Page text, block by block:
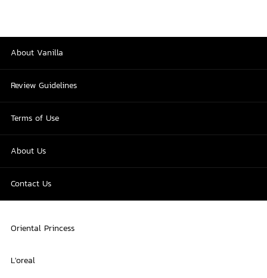
About Vanilla
Review Guidelines
Terms of Use
About Us
Contact Us
Oriental Princess
L'oreal